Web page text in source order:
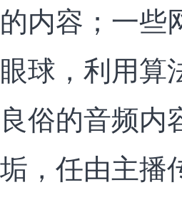
的内容；一些
眼球，利用算
良俗的音频内
垢，任由主播